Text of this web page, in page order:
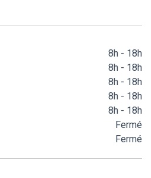
8h - 18h
8h - 18h
8h - 18h
8h - 18h
8h - 18h
Fermé
Fermé